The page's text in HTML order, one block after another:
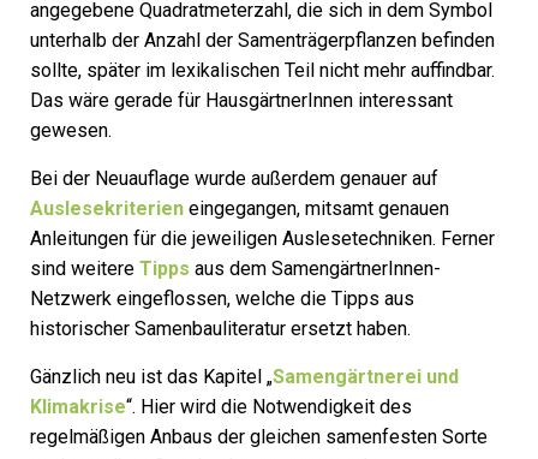
angegebene Quadratmeterzahl, die sich in dem Symbol
unterhalb der Anzahl der Samenträgerpflanzen befinden
sollte, später im lexikalischen Teil nicht mehr auffindbar.
Das wäre gerade für HausgärtnerInnen interessant
gewesen.
Bei der Neuauflage wurde außerdem genauer auf
Auslesekriterien eingegangen, mitsamt genauen
Anleitungen für die jeweiligen Auslesetechniken. Ferner
sind weitere Tipps aus dem SamengärtnerInnen-
Netzwerk eingeflossen, welche die Tipps aus
historischer Samenbauliteratur ersetzt haben.
Gänzlich neu ist das Kapitel „Samengärtnerei und
Klimakrise“. Hier wird die Notwendigkeit des
regelmäßigen Anbaus der gleichen samenfesten Sorte